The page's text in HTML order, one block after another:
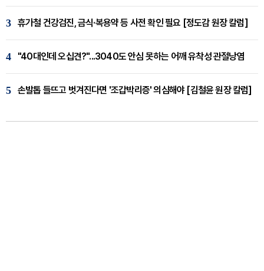
3 휴가철 건강검진, 금식·복용약 등 사전 확인 필요 [정도감 원장 칼럼]
4 "40대인데 오십견?"...3040도 안심 못하는 어깨 유착성 관절낭염
5 손발톱 들뜨고 벗겨진다면 '조갑박리증' 의심해야 [김철윤 원장 칼럼]